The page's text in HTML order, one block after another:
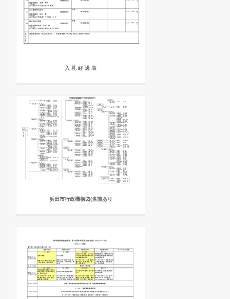
入 札 経 過 表
浜田市行政機構図(名前あり